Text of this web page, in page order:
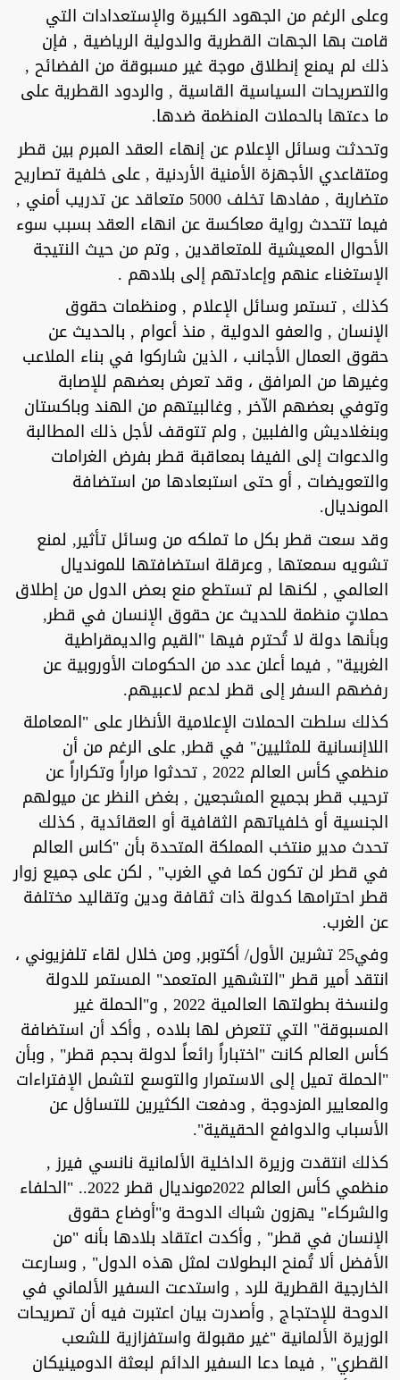
وعلى الرغم من الجهود الكبيرة والإستعدادات التي
قامت بها الجهات القطرية والدولية الرياضية , فإن
ذلك لم يمنع إنطلاق موجة غير مسبوقة من الفضائح ,
والتصريحات السياسية القاسية , والردود القطرية على
ما دعتها بالحملات المنظمة ضدها.
وتحدثت وسائل الإعلام عن إنهاء العقد المبرم بين قطر
ومتقاعدي الأجهزة الأمنية الأردنية , على خلفية تصاريح
متضاربة , مفادها تخلف 5000 متعاقد عن تدريب أمني ,
فيما تتحدث رواية معاكسة عن انهاء العقد بسبب سوء
الأحوال المعيشية للمتعاقدين , وتم من حيث النتيجة
الإستغناء عنهم وإعادتهم إلى بلادهم .
كذلك , تستمر وسائل الإعلام , ومنظمات حقوق
الإنسان , والعفو الدولية , منذ أعوام , بالحديث عن
حقوق العمال الأجانب ، الذين شاركوا في بناء الملاعب
وغيرها من المرافق ، وقد تعرض بعضهم للإصابة
وتوفي بعضهم الاّخر , وغالبيتهم من الهند وباكستان
وبنغلاديش والفلبين , ولم تتوقف لأجل ذلك المطالبة
والدعوات إلى الفيفا بمعاقبة قطر بفرض الغرامات
والتعويضات , أو حتى استبعادها من استضافة
المونديال.
وقد سعت قطر بكل ما تملكه من وسائل تأثير, لمنع
تشويه سمعتها , وعرقلة استضافتها للمونديال
العالمي , لكنها لم تستطع منع بعض الدول من إطلاق
حملاتٍ منظمة للحديث عن حقوق الإنسان في قطر,
وبأنها دولة لا تُحترم فيها "القيم والديمقراطية
الغربية" , فيما أعلن عدد من الحكومات الأوروبية عن
رفضهم السفر إلى قطر لدعم لاعبيهم.
كذلك سلطت الحملات الإعلامية الأنظار على "المعاملة
اللاإنسانية للمثليين" في قطر, على الرغم من أن
منظمي كأس العالم 2022 , تحدثوا مراراً وتكراراً عن
ترحيب قطر بجميع المشجعين , بغض النظر عن ميولهم
الجنسية أو خلفياتهم الثقافية أو العقائدية , كذلك
تحدث مدير منتخب المملكة المتحدة بأن "كاس العالم
في قطر لن تكون كما في الغرب" , لكن على جميع زوار
قطر احترامها كدولة ذات ثقافة ودين وتقاليد مختلفة
عن الغرب.
وفي25 تشرين الأول/ أكتوبر, ومن خلال لقاء تلفزيوني ،
انتقد أمير قطر "التشهير المتعمد" المستمر للدولة
ولنسخة بطولتها العالمية 2022 , و"الحملة غير
المسبوقة" التي تتعرض لها بلاده , وأكد أن استضافة
كأس العالم كانت "اختباراً رائعاً لدولة بحجم قطر" , وبأن
"الحملة تميل إلى الاستمرار والتوسع لتشمل الإفتراءات
والمعايير المزدوجة , ودفعت الكثيرين للتساؤل عن
الأسباب والدوافع الحقيقية".
كذلك انتقدت وزيرة الداخلية الألمانية نانسي فيرز ,
منظمي كأس العالم 2022مونديال قطر 2022.. "الحلفاء
والشركاء" يهزون شباك الدوحة و"أوضاع حقوق
الإنسان في قطر" , وأكدت اعتقاد بلادها بأنه "من
الأفضل ألا تُمنح البطولات لمثل هذه الدول" , وسارعت
الخارجية القطرية للرد , واستدعت السفير الألماني في
الدوحة للإحتجاج , وأصدرت بيان اعتبرت فيه أن تصريحات
الوزيرة الألمانية "غير مقبولة واستفزازية للشعب
القطري" , فيما دعا السفير الدائم لبعثة الدومينيكان